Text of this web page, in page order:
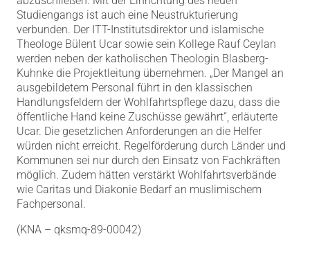
Studiengangs ist auch eine Neustrukturierung
verbunden. Der ITT-Institutsdirektor und islamische
Theologe Bülent Ucar sowie sein Kollege Rauf Ceylan
werden neben der katholischen Theologin Blasberg-
Kuhnke die Projektleitung übernehmen. „Der Mangel an
ausgebildetem Personal führt in den klassischen
Handlungsfeldern der Wohlfahrtspflege dazu, dass die
öffentliche Hand keine Zuschüsse gewährt“, erläuterte
Ucar. Die gesetzlichen Anforderungen an die Helfer
würden nicht erreicht. Regelförderung durch Länder und
Kommunen sei nur durch den Einsatz von Fachkräften
möglich. Zudem hätten verstärkt Wohlfahrtsverbände
wie Caritas und Diakonie Bedarf an muslimischem
Fachpersonal.
(KNA – qksmq-89-00042)